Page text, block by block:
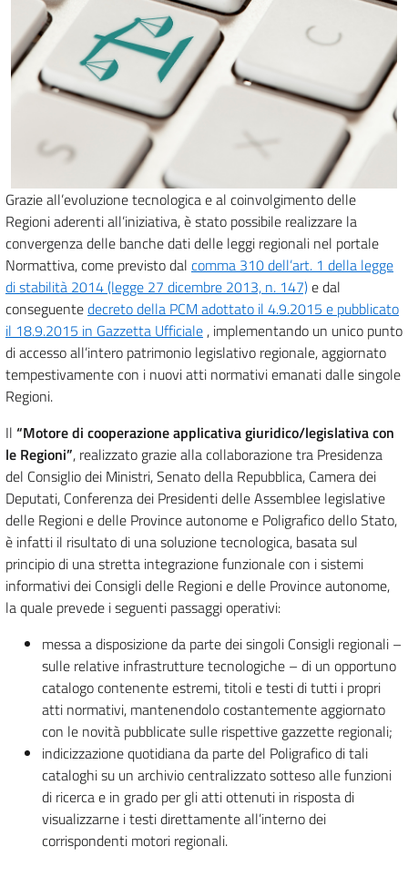
Grazie all’evoluzione tecnologica e al coinvolgimento delle
Regioni aderenti all’iniziativa, è stato possibile realizzare la
convergenza delle banche dati delle leggi regionali nel portale
Normattiva, come previsto dal comma 310 dell’art. 1 della legge
di stabilità 2014 (legge 27 dicembre 2013, n. 147)e dal
conseguentedecreto della PCM adottato il 4.9.2015 e pubblicato
il 18.9.2015 in Gazzetta Ufficiale , implementando un unico punto
di accesso all’intero patrimonio legislativo regionale, aggiornato
tempestivamente con i nuovi atti normativi emanati dalle singole
Regioni.
Il “Motore di cooperazione applicativa giuridico/legislativa con
le Regioni”, realizzato grazie alla collaborazione tra Presidenza
del Consiglio dei Ministri, Senato della Repubblica, Camera dei
Deputati, Conferenza dei Presidenti delle Assemblee legislative
delle Regioni e delle Province autonome e Poligrafico dello Stato,
è infatti il risultato di una soluzione tecnologica, basata sul
principio di una stretta integrazione funzionale con i sistemi
informativi dei Consigli delle Regioni e delle Province autonome,
la quale prevede i seguenti passaggi operativi:
messa a disposizione da parte dei singoli Consigli regionali –
sulle relative infrastrutture tecnologiche – di un opportuno
catalogo contenente estremi, titoli e testi di tutti i propri
atti normativi, mantenendolo costantemente aggiornato
con le novità pubblicate sulle rispettive gazzette regionali;
indicizzazione quotidiana da parte del Poligrafico di tali
cataloghi su un archivio centralizzato sotteso alle funzioni
di ricerca e in grado per gli atti ottenuti in risposta di
visualizzarne i testi direttamente all’interno dei
corrispondenti motori regionali.